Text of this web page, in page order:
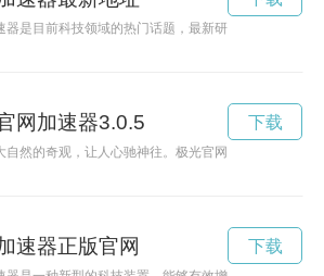
器是目前科技领域的热门话题，最新研究显示，科学
网加速器3.0.5
自然的奇观，让人心驰神往。极光官网是一个可以让
下载
速器正版官网 下载